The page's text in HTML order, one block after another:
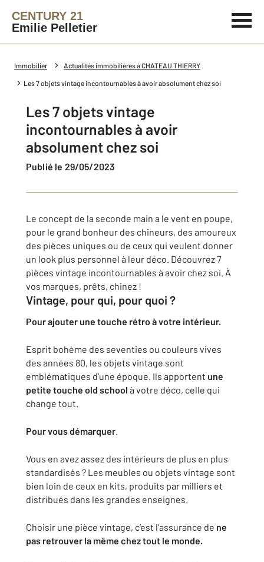
CENTURY 21
Emilie Pelletier
Immobilier Actualités immobilières à CHATEAU THIERRY
Les 7 objets vintage incontournables à avoir absolument chez soi
Les 7 objets vintage
incontournables à avoir
absolument chez soi
Publié le 29/05/2023
Le concept de la seconde main a le vent en poupe,
pour le grand bonheur des chineurs, des amoureux
des pièces uniques ou de ceux qui veulent donner
un look plus personnel à leur déco. Découvrez 7
pièces vintage incontournables à avoir chez soi. À
vos marques, prêts, chinez !
Vintage, pour qui, pour quoi ?
Pour ajouter une touche rétro à votre intérieur.
Esprit bohème des seventies ou couleurs vives
des années 80, les objets vintage sont
emblématiques d’une époque. Ils apportent une
petite touche old school à votre déco, celle qui
change tout.
Pour vous démarquer.
Vous en avez assez des intérieurs de plus en plus
standardisés ? Les meubles ou objets vintage sont
bien loin de ceux en kits, produits par milliers et
distribués dans les grandes enseignes.
Choisir une pièce vintage, c’est l’assurance de ne
pas retrouver la même chez tout le monde.